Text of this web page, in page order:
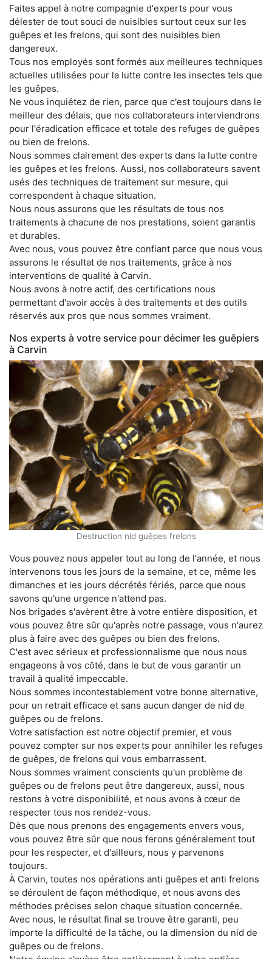
Faites appel à notre compagnie d'experts pour vous
délester de tout souci de nuisibles surtout ceux sur les
guêpes et les frelons, qui sont des nuisibles bien
dangereux.
Tous nos employés sont formés aux meilleures techniques
actuelles utilisées pour la lutte contre les insectes tels que
les guêpes.
Ne vous inquiétez de rien, parce que c'est toujours dans le
meilleur des délais, que nos collaborateurs interviendrons
pour l'éradication efficace et totale des refuges de guêpes
ou bien de frelons.
Nous sommes clairement des experts dans la lutte contre
les guêpes et les frelons. Aussi, nos collaborateurs savent
usés des techniques de traitement sur mesure, qui
correspondent à chaque situation.
Nous nous assurons que les résultats de tous nos
traitements à chacune de nos prestations, soient garantis
et durables.
Avec nous, vous pouvez être confiant parce que nous vous
assurons le résultat de nos traitements, grâce à nos
interventions de qualité à Carvin.
Nous avons à notre actif, des certifications nous
permettant d'avoir accès à des traitements et des outils
réservés aux pros que nous sommes vraiment.
Nos experts à votre service pour décimer les guêpiers
à Carvin
Destruction nid guêpes frelons
Vous pouvez nous appeler tout au long de l'année, et nous
intervenons tous les jours de la semaine, et ce, même les
dimanches et les jours décrétés fériés, parce que nous
savons qu'une urgence n'attend pas.
Nos brigades s'avèrent être à votre entière disposition, et
vous pouvez être sûr qu'après notre passage, vous n'aurez
plus à faire avec des guêpes ou bien des frelons.
C'est avec sérieux et professionnalisme que nous nous
engageons à vos côté, dans le but de vous garantir un
travail à qualité impeccable.
Nous sommes incontestablement votre bonne alternative,
pour un retrait efficace et sans aucun danger de nid de
guêpes ou de frelons.
Votre satisfaction est notre objectif premier, et vous
pouvez compter sur nos experts pour annihiler les refuges
de guêpes, de frelons qui vous embarrassent.
Nous sommes vraiment conscients qu'un problème de
guêpes ou de frelons peut être dangereux, aussi, nous
restons à votre disponibilité, et nous avons à cœur de
respecter tous nos rendez-vous.
Dès que nous prenons des engagements envers vous,
vous pouvez être sûr que nous ferons généralement tout
pour les respecter, et d'ailleurs, nous y parvenons
toujours.
À Carvin, toutes nos opérations anti guêpes et anti frelons
se déroulent de façon méthodique, et nous avons des
méthodes précises selon chaque situation concernée.
Avec nous, le résultat final se trouve être garanti, peu
importe la difficulté de la tâche, ou la dimension du nid de
guêpes ou de frelons.